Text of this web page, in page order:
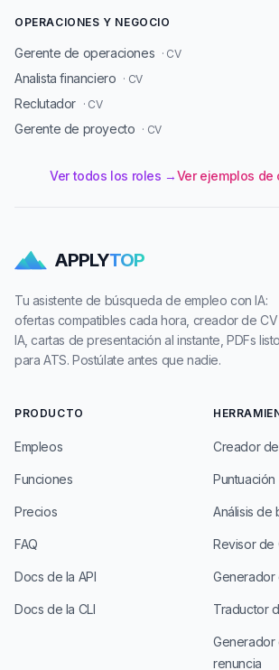
OPERACIONES Y NEGOCIO
Gerente de operaciones · CV
Analista financiero · CV
Reclutador · CV
Gerente de proyecto · CV
Ver todos los roles →Ver ejemplos de
APPLYTOP
Tu asistente de búsqueda de empleo con IA:
ofertas compatibles cada hora, creador de
IA, cartas de presentación al instante, PDFs
para ATS. Postúlate antes que nadie.
PRODUCTO
Empleos
Funciones
Precios
FAQ
Docs de la API
Docs de la CLI
Creador
Análisis de
Revisor de
Generador
Traductor
Generador
renuncia